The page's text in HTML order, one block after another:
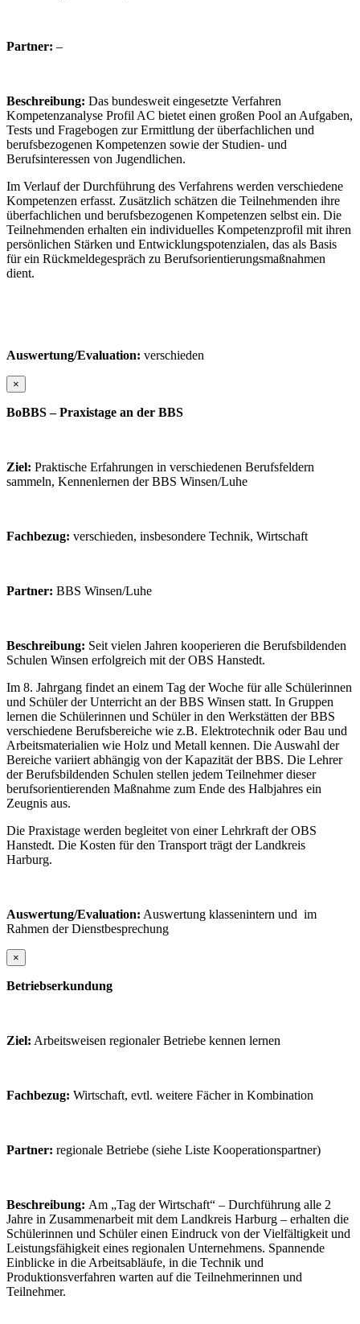
Partner: –
Beschreibung: Das bundesweit eingesetzte Verfahren
Kompetenzanalyse Profil AC bietet einen großen Pool an Aufgaben,
Tests und Fragebogen zur Ermittlung der überfachlichen und
berufsbezogenen Kompetenzen sowie der Studien- und
Berufsinteressen von Jugendlichen.
Im Verlauf der Durchführung des Verfahrens werden verschiedene
Kompetenzen erfasst. Zusätzlich schätzen die Teilnehmenden ihre
überfachlichen und berufsbezogenen Kompetenzen selbst ein. Die
Teilnehmenden erhalten ein individuelles Kompetenzprofil mit ihren
persönlichen Stärken und Entwicklungspotenzialen, das als Basis
für ein Rückmeldegespräch zu Berufsorientierungsmaßnahmen
dient.
Auswertung/Evaluation: verschieden
×
BoBBS – Praxistage an der BBS
Ziel: Praktische Erfahrungen in verschiedenen Berufsfeldern
sammeln, Kennenlernen der BBS Winsen/Luhe
Fachbezug: verschieden, insbesondere Technik, Wirtschaft
Partner: BBS Winsen/Luhe
Beschreibung: Seit vielen Jahren kooperieren die Berufsbildenden
Schulen Winsen erfolgreich mit der OBS Hanstedt.
Im 8. Jahrgang findet an einem Tag der Woche für alle Schülerinnen
und Schüler der Unterricht an der BBS Winsen statt. In Gruppen
lernen die Schülerinnen und Schüler in den Werkstätten der BBS
verschiedene Berufsbereiche wie z.B. Elektrotechnik oder Bau und
Arbeitsmaterialien wie Holz und Metall kennen. Die Auswahl der
Bereiche variiert abhängig von der Kapazität der BBS. Die Lehrer
der Berufsbildenden Schulen stellen jedem Teilnehmer dieser
berufsorientierenden Maßnahme zum Ende des Halbjahres ein
Zeugnis aus.
Die Praxistage werden begleitet von einer Lehrkraft der OBS
Hanstedt. Die Kosten für den Transport trägt der Landkreis
Harburg.
Auswertung/Evaluation: Auswertung klassenintern und im
Rahmen der Dienstbesprechung
×
Betriebserkundung
Ziel: Arbeitsweisen regionaler Betriebe kennen lernen
Fachbezug: Wirtschaft, evtl. weitere Fächer in Kombination
Partner: regionale Betriebe (siehe Liste Kooperationspartner)
Beschreibung: Am „Tag der Wirtschaft“ – Durchführung alle 2
Jahre in Zusammenarbeit mit dem Landkreis Harburg – erhalten die
Schülerinnen und Schüler einen Eindruck von der Vielfältigkeit und
Leistungsfähigkeit eines regionalen Unternehmens. Spannende
Einblicke in die Arbeitsabläufe, in die Technik und
Produktionsverfahren warten auf die Teilnehmerinnen und
Teilnehmer.